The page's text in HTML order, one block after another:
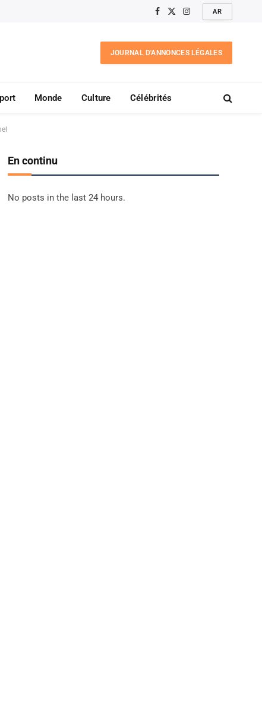
Facebook
X
Instagram
AR
JOURNAL D'ANNONCES LÉGALES
Monde Culture Célébrités
En continu
No posts in the last 24 hours.